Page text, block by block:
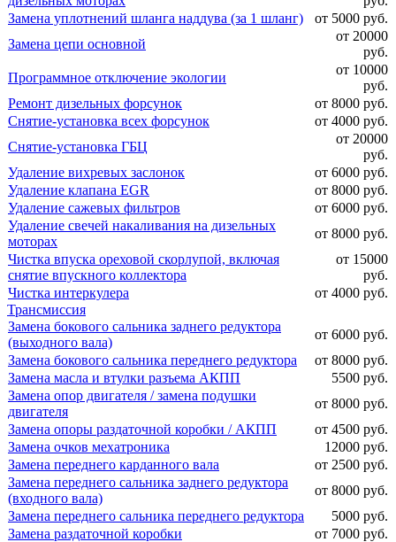
Замена уплотнений шланга наддува (за 1 шланг)
от 5000 руб.
Замена цепи основной
от 20000
руб.
Программное отключение экологии
от 10000
руб.
Ремонт дизельных форсунок
от 8000 руб.
Снятие-установка всех форсунок
от 4000 руб.
Снятие-установка ГБЦ
от 20000
руб.
Удаление вихревых заслонок
от 6000 руб.
Удаление клапана EGR
от 8000 руб.
Удаление сажевых фильтров
от 6000 руб.
Удаление свечей накаливания на дизельных
моторах
от 8000 руб.
Чистка впуска ореховой скорлупой, включая
снятие впускного коллектора
от 15000
руб.
Чистка интеркулера
от 4000 руб.
Трансмиссия
Замена бокового сальника заднего редуктора
(выходного вала)
от 6000 руб.
Замена бокового сальника переднего редуктора
от 8000 руб.
Замена масла и втулки разъема АКПП
5500 руб.
Замена опор двигателя / замена подушки
двигателя
от 8000 руб.
Замена опоры раздаточной коробки / АКПП
от 4500 руб.
Замена очков мехатроника
12000 руб.
Замена переднего карданного вала
от 2500 руб.
Замена переднего сальника заднего редуктора
(входного вала)
от 8000 руб.
Замена переднего сальника переднего редуктора
5000 руб.
Замена раздаточной коробки
от 7000 руб.